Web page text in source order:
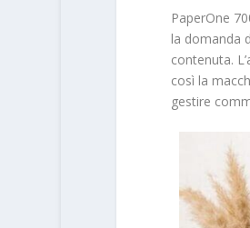
PaperOne
la domanda
contenuta.
così la
gestire